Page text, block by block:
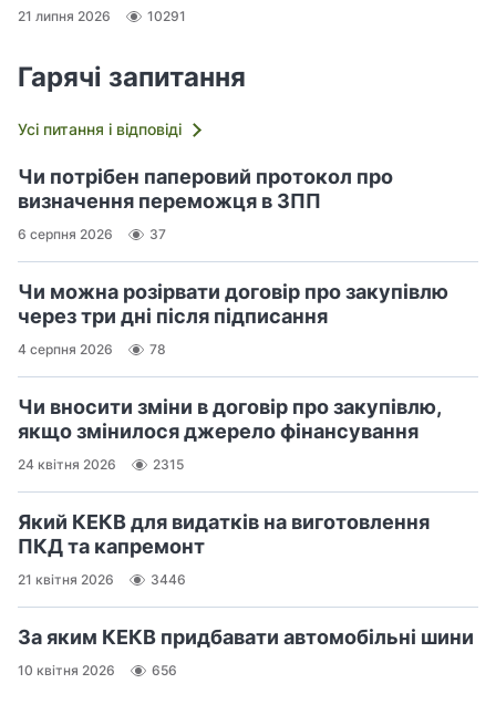
21 липня 2026 10291
Гарячі запитання
Усі питання і відповіді
Чи потрібен паперовий протокол про
визначення переможця в ЗПП
6 серпня 2026 37
Чи можна розірвати договір про закупівлю
через три дні після підписання
4 серпня 2026 78
Чи вносити зміни в договір про закупівлю,
якщо змінилося джерело фінансування
24 квітня 2026 2315
Який КЕКВ для видатків на виготовлення
ПКД та капремонт
21 квітня 2026 3446
За яким КЕКВ придбавати автомобільні шини
10 квітня 2026 656